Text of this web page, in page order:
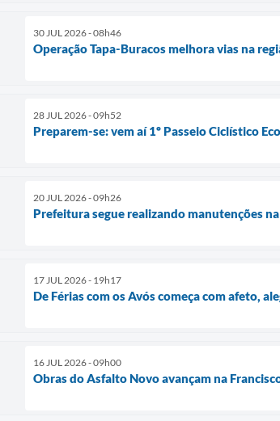
30 JUL 2026 - 08h46
Operação Tapa-Buracos melhora vias na
28 JUL 2026 - 09h52
Preparem-se: vem aí 1º Passeio Ciclístico
20 JUL 2026 - 09h26
Prefeitura segue realizando manutenções
17 JUL 2026 - 19h17
De Férias com os Avós começa com afeto,
16 JUL 2026 - 09h00
Obras do Asfalto Novo avançam na